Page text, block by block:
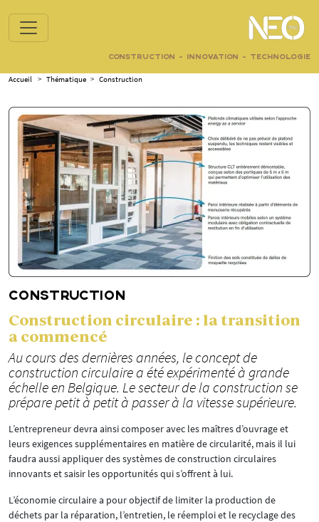
CONSTRUCTION - INNOVATION - TECHNOLOGIE
Accueil > Thématique > Construction
CONSTRUCTION
Construction circulaire : la transition
a commencé
Au cours des dernières années, le concept de
construction circulaire a été expérimenté à grande
échelle en Belgique. Le secteur de la construction se
prépare petit à petit à passer à la vitesse supérieure.
L’entrepreneur devra ainsi composer avec les maîtres d’ouvrage et
leurs exigences supplémentaires en matière de circularité, mais il lui
faudra aussi appliquer des systèmes de construction circulaires
innovants et saisir les opportunités qui s’offrent à lui.
L’économie circulaire a pour objectif de limiter la production de
déchets par la réparation, l’entretien, le réemploi et le recyclage des